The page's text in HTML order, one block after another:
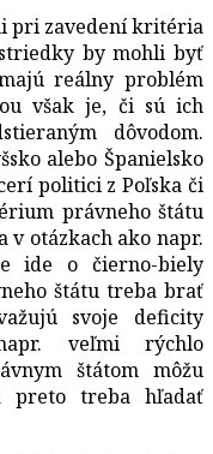
zavedení kritéria
by mohli byť
reálny problém
však je, či sú ich
dôvodom.
alebo Španielsko
politici z Poľska či
právneho štátu
otázkach ako napr.
ide o čierno-biely
štátu treba brať
svoje deficity
veľmi rýchlo
štátom môžu
preto treba hľadať